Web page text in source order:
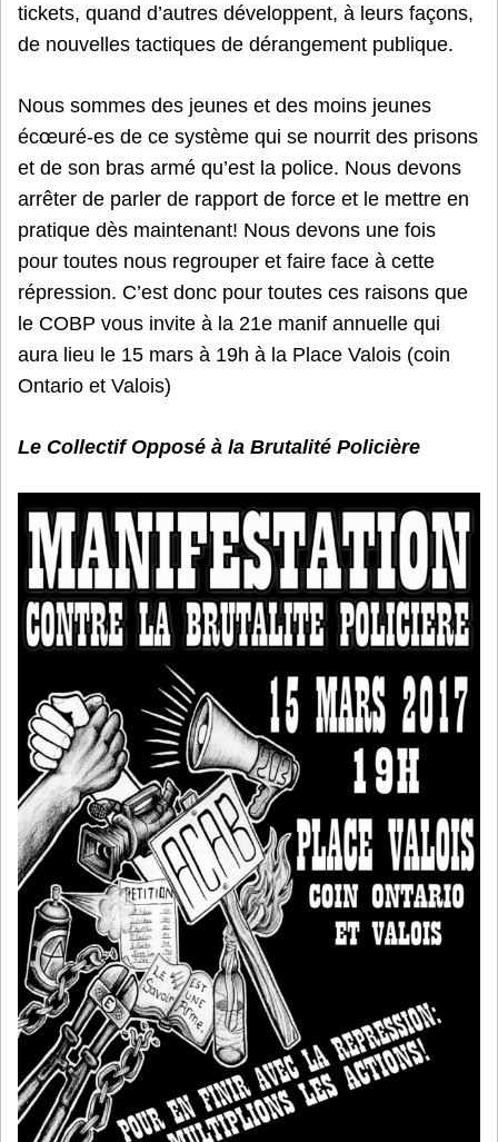
tickets, quand d’autres développent, à leurs façons,
de nouvelles tactiques de dérangement publique.
Nous sommes des jeunes et des moins jeunes
écœuré-es de ce système qui se nourrit des prisons
et de son bras armé qu’est la police. Nous devons
arrêter de parler de rapport de force et le mettre en
pratique dès maintenant! Nous devons une fois
pour toutes nous regrouper et faire face à cette
répression. C’est donc pour toutes ces raisons que
le COBP vous invite à la 21e manif annuelle qui
aura lieu le 15 mars à 19h à la Place Valois (coin
Ontario et Valois)
Le Collectif Opposé à la Brutalité Policière